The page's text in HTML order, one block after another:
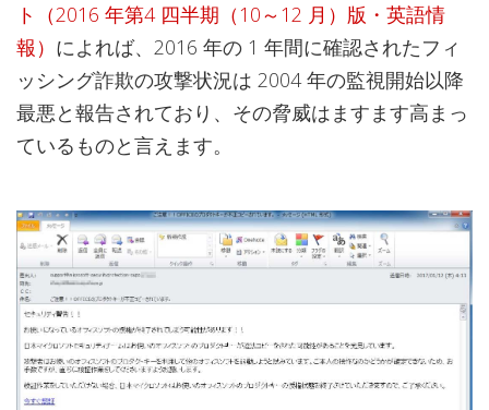
ト（2016 年第4 四半期（10～12 月）版・英語情
報） によれば、2016 年の 1 年間に確認されたフィ
ッシング詐欺の攻撃状況は 2004 年の監視開始以降
最悪と報告されており、その脅威はますます高まっ
ているものと言えます。